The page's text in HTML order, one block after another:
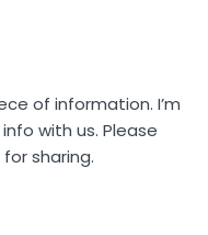
of information. I’m
with us. Please
sharing.